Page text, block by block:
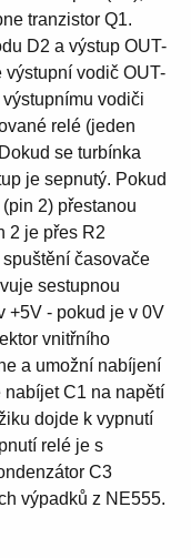
tranzistor Q1.
D2 a výstup OUT-
výstupní vodič OUT-
vodiči
relé (jeden
se turbínka
je sepnutý. Pokud
2) přestanou
2 je přes R2
časovače
sestupnou
+5V - pokud je v 0V
vnitřního
a umožní nabíjení
nabíjet C1 na napětí
dojde k vypnutí
relé je s
C3
výpadků z NE555.